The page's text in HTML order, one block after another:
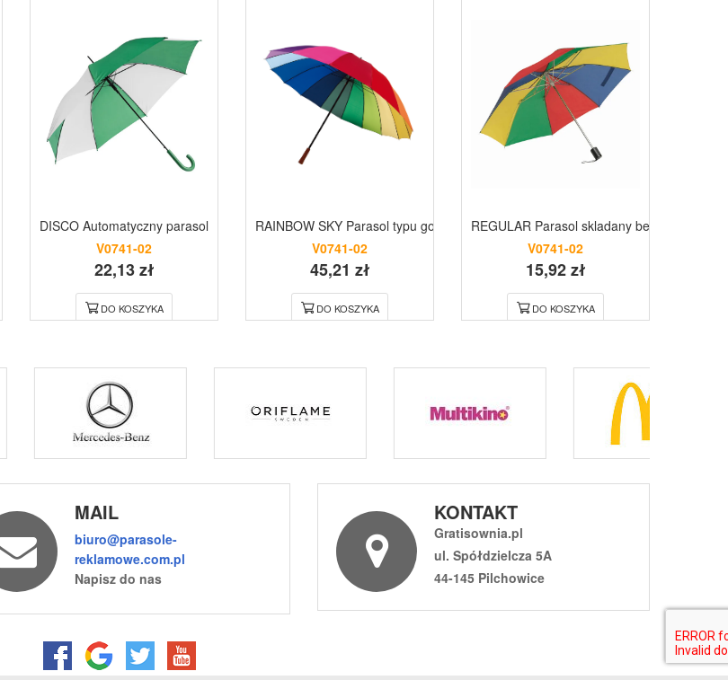
DISCO Automatyczny parasol
V0741-02
22,13 zł
DO KOSZYKA
RAINBOW SKY Parasol typu golf wielokolorowy
V0741-02
45,21 zł
DO KOSZYKA
REGULAR Parasol skladany bez automatu
V0741-02
15,92 zł
DO KOSZYKA
MAIL
biuro@parasole-
reklamowe.com.pl
Napisz do nas
KONTAKT
Gratisownia.pl
ul. Spółdzielcza 5A
44-145 Pilchowice